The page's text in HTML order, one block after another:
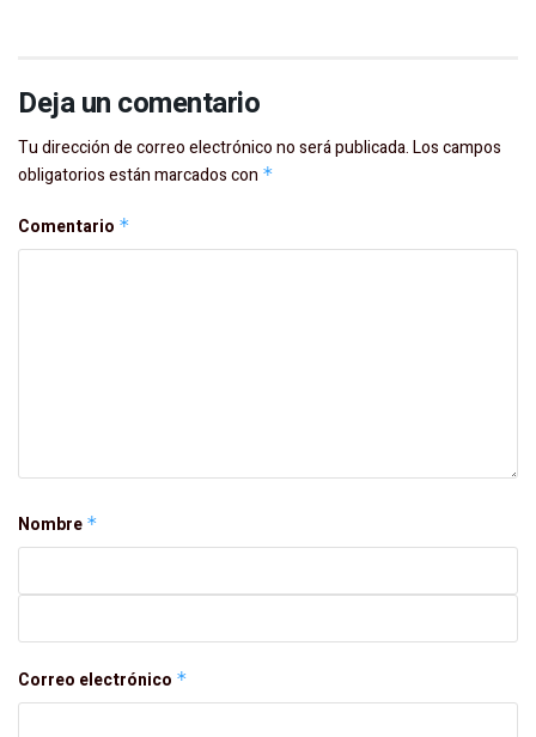
Deja un comentario
Tu dirección de correo electrónico no será publicada.Los campos
obligatorios están marcados con *
Comentario *
Nombre *
Correo electrónico *